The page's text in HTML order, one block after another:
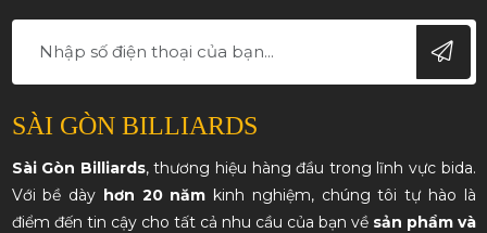
SÀI GÒN BILLIARDS
Sài Gòn Billiards, thương hiệu hàng đầu trong lĩnh vực bida.
Với bề dày hơn 20 năm kinh nghiệm, chúng tôi tự hào là
điểm đến tin cậy cho tất cả nhu cầu của bạn về sản phẩm và